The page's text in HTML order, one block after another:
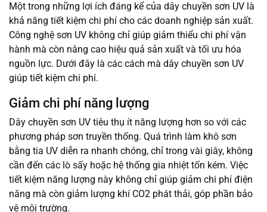
Một trong những lợi ích đáng kể của dây chuyền sơn UV là
khả năng tiết kiệm chi phí cho các doanh nghiệp sản xuất.
Công nghệ sơn UV không chỉ giúp giảm thiểu chi phí vận
hành mà còn nâng cao hiệu quả sản xuất và tối ưu hóa
nguồn lực. Dưới đây là các cách mà dây chuyền sơn UV
giúp tiết kiệm chi phí.
Giảm chi phí năng lượng
Dây chuyền sơn UV tiêu thụ ít năng lượng hơn so với các
phương pháp sơn truyền thống. Quá trình làm khô sơn
bằng tia UV diễn ra nhanh chóng, chỉ trong vài giây, không
cần đến các lò sấy hoặc hệ thống gia nhiệt tốn kém. Việc
tiết kiệm năng lượng này không chỉ giúp giảm chi phí điện
năng mà còn giảm lượng khí CO2 phát thải, góp phần bảo
vệ môi trường.